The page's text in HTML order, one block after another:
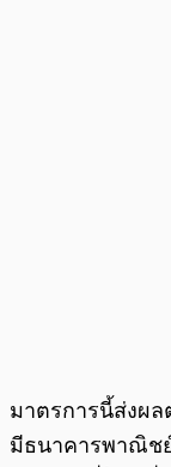
มาตรการนี้ส่งผล
มีธนาคารพาณิชย์